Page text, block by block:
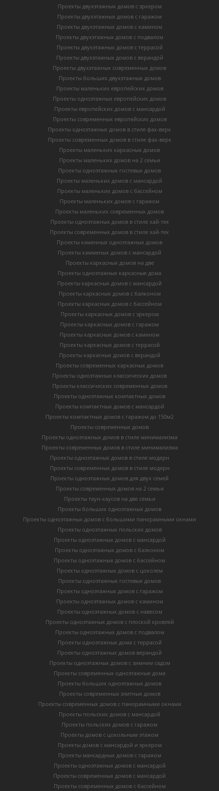
Проекты двухэтажных домов с эркером
Проекты двухэтажных домов с гаражом
Проекты двухэтажных домов с камином
Проекты двухэтажных домов с подвалом
Проекты двухэтажных домов с террасой
Проекты двухэтажных домов с верандой
Проекты двухэтажных современных домов
Проекты больших двухэтажных домов
Проекты маленьких европейских домов
Проекты одноэтажных европейских домов
Проекты европейских домов с мансардой
Проекты современных европейских домов
Проекты одноэтажных домов в стиле фах-верк
Проекты современных домов в стиле фах-верк
Проекты маленьких каркасных домов
Проекты маленьких домов на 2 семьи
Проекты одноэтажных гостевых домов
Проекты маленьких домов с мансардой
Проекты маленьких домов с бассейном
Проекты маленьких домов с гаражом
Проекты маленьких современных домов
Проекты одноэтажных домов в стиле хай-тек
Проекты современных домов в стиле хай-тек
Проекты каменных одноэтажных домов
Проекты камменых домов с мансардой
Проекты каркасных домов на две
Проекты одноэтажных каркасные дома
Проекты каркасных домов с мансардой
Проекты каркасных домов с балконом
Проекты каркасных домов с бассейном
Проекты каркасных домов с эркером
Проекты каркасных домов с гаражом
Проекты каркасных домов с камином
Проекты каркасных домов с террасой
Проекты каркасных домов с верандой
Проекты современных каркасных домов
Проекты одноэтажных классических домов
Проекты классических современных домов
Проекты одноэтажных компактных домов
Проекты компактных домов с мансардой
Проекты компактных домов с гаражом до 150м2
Проекты современных домов
Проекты одноэтажных домов в стиле минимализма
Проекты современных домов в стиле минимализма
Проекты одноэтажных домов в стиле модерн
Проекты современных домов в стиле модерн
Проекты одноэтажных домов для двух семей
Проекты современных домов на 2 семьи
Проекты таун-хаусов на две семьи
Проекты больших одноэтажных домов
Проекты одноэтажных домов с большими панорамными окнами
Проекты одноэтажных польских домов
Проекты одноэтажных домов с мансардой
Проекты одноэтажных домов с балконом
Проекты одноэтажных домов с бассейном
Проекты одноэтажных домов с цоколем
Проекты одноэтажных гостевых домов
Проекты одноэтажных домов с гаражом
Проекты одноэтажных домов с камином
Проекты одноэтажных домов с навесом
Проекты одноэтажных домов с плоской кровлей
Проекты одноэтажных домов с подвалом
Проекты одноэтажных дома с террасой
Проекты одноэтажных домов верандой
Проекты одноэтажных домов с зимним садом
Проекты современных одноэтажные дома
Проекты больших одноэтажных домов
Проекты современных элитных домов
Проекты современных домов с панорамными окнами
Проекты польских домов с мансардой
Проекты польских домов с гаражом
Проекты домов с цокольным этажом
Проекты домов с мансардой и эркером
Проекты мансардных домов с гаражом
Проекты одноэтажных домов с мансардой
Проекты современных домов с мансардой
Проекты современных домов с бассейном